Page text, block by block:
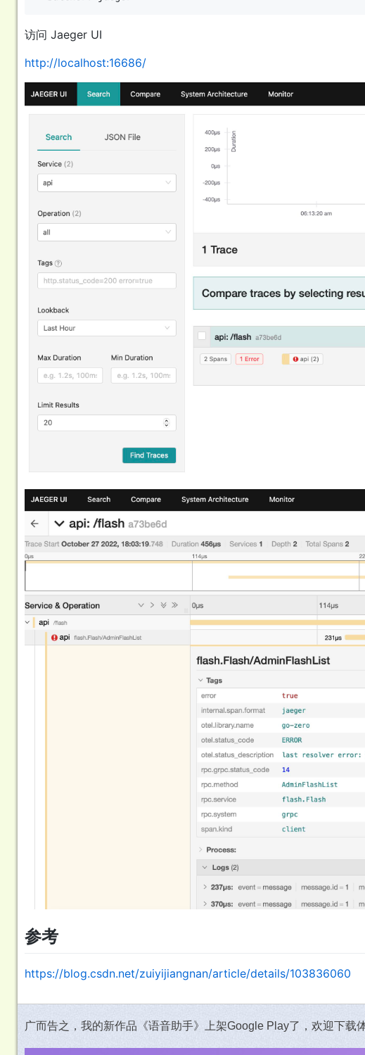
访问 Jaeger UI
http://localhost:16686/
参考
https://blog.csdn.net/zuiyijiangnan/article/details/103836060
广而告之，我的新作品《语音助手》上架Google Play了，欢迎下载